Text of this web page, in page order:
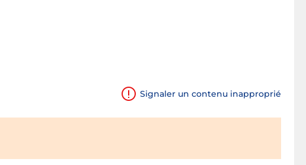
Signaler un contenu inapproprié